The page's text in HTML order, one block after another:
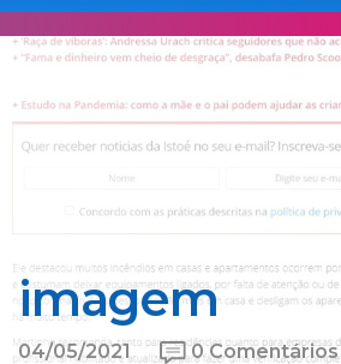
imagem
04/05/2021 0 Comentários